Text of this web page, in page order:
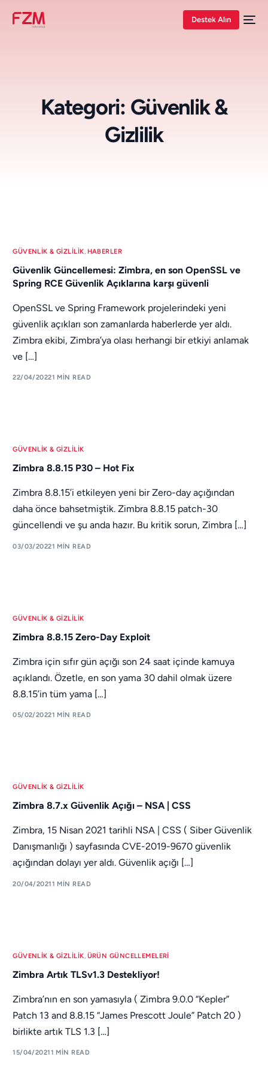
Destek Alın
Kategori: Güvenlik &
Gizlilik
GÜVENLIK & GIZLILIK, HABERLER
Güvenlik Güncellemesi: Zimbra, en son OpenSSL ve
Spring RCE Güvenlik Açıklarına karşı güvenli
OpenSSL ve Spring Framework projelerindeki yeni
güvenlik açıkları son zamanlarda haberlerde yer aldı.
Zimbra ekibi, Zimbra’ya olası herhangi bir etkiyi anlamak
ve […]
22/04/20221 MIN READ
GÜVENLIK & GIZLILIK
Zimbra 8.8.15 P30 – Hot Fix
Zimbra 8.8.15’i etkileyen yeni bir Zero-day açığından
daha önce bahsetmiştik. Zimbra 8.8.15 patch-30
güncellendi ve şu anda hazır. Bu kritik sorun, Zimbra […]
03/03/20221 MIN READ
GÜVENLIK & GIZLILIK
Zimbra 8.8.15 Zero-Day Exploit
Zimbra için sıfır gün açığı son 24 saat içinde kamuya
açıklandı. Özetle, en son yama 30 dahil olmak üzere
8.8.15’in tüm yama […]
05/02/20221 MIN READ
GÜVENLIK & GIZLILIK
Zimbra 8.7.x Güvenlik Açığı – NSA | CSS
Zimbra, 15 Nisan 2021 tarihli NSA | CSS ( Siber Güvenlik
Danışmanlığı ) sayfasında CVE-2019-9670 güvenlik
açığından dolayı yer aldı. Güvenlik açığı […]
20/04/20211 MIN READ
GÜVENLIK & GIZLILIK, ÜRÜN GÜNCELLEMELERI
Zimbra Artık TLSv1.3 Destekliyor!
Zimbra’nın en son yamasıyla ( Zimbra 9.0.0 “Kepler”
Patch 13 and 8.8.15 “James Prescott Joule” Patch 20 )
birlikte artık TLS 1.3 […]
15/04/2021 1 MIN READ